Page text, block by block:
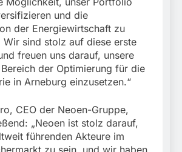
und die
der Energiewirtschaft zu
Wir sind stolz auf diese erste
freuen uns darauf, unsere
der Optimierung für die
in Arneburg einzusetzen.“
CEO der Neoen-Gruppe,
„Neoen ist stolz darauf,
führenden Akteure im
zu sein, und wir haben